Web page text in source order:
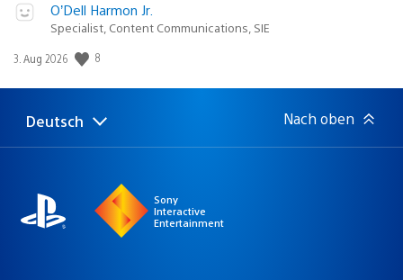
O’Dell Harmon Jr.
Specialist, Content Communications, SIE
Veröffentlichungsdatum:
3. Aug 2026 8
Select
Aktuelle
Deutsch Nach oben
Sony
Interactive
Entertainment